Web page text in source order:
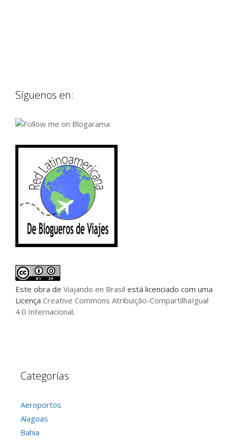
Síguenos en:
Este obra de Viajando en Brasil está licenciado com uma
Licença Creative Commons Atribuição-CompartilhaIgual
4.0 Internacional.
Categorías
Aeroportos
Alagoas
Bahia